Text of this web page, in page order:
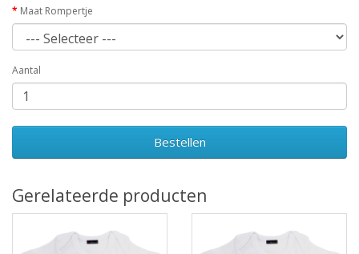
Maat Rompertje
Aantal
Bestellen
Gerelateerde producten